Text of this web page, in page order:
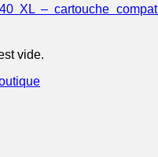
vide.
XL – cartouche